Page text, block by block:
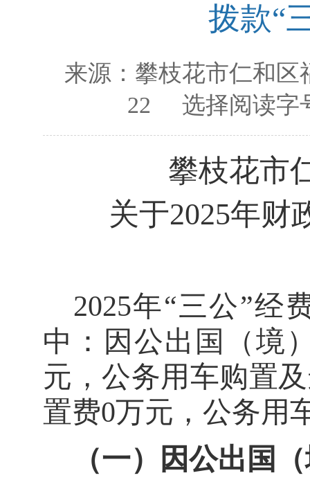
拨款“
来源： 攀枝花市仁和区
22 选择阅读字
攀枝花市
关于2025年财
2025年“三公”经
中：因公出国（境
元，公务用车购置
置费0万元，公务用
（一）
因公出国